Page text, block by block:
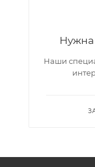
Нужна
Наши